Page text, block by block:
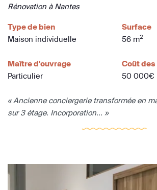
Rénovation à Nantes
Type de bien
Maison individuelle
Surface
56 m2
Maître d'ouvrage
Particulier
Coût
50 000€
« Ancienne conciergerie transformée en
sur 3 étage. Incorporation... »